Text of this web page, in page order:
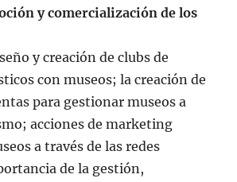
y comercialización de los
y creación de clubs de
con museos; la creación de
para gestionar museos a
acciones de marketing
a través de las redes
de la gestión,